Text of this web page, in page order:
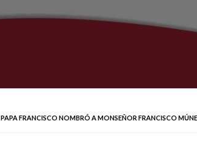
PAPA FRANCISCO NOMBRÓ A MONSEÑOR FRANCISCO